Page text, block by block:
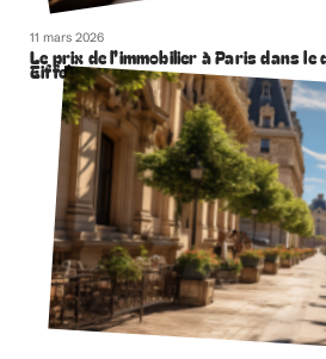
11 mars 2026
Le prix de l’immobilier à Paris dans
Eiffel